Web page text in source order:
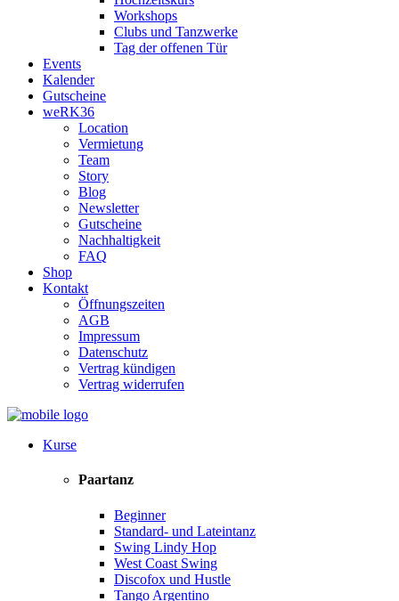
Workshops
Clubs und Tanzwerke
Tag der offenen Tür
Events
Kalender
Gutscheine
weRK36
Location
Vermietung
Team
Story
Blog
Newsletter
Gutscheine
Nachhaltigkeit
FAQ
Shop
Kontakt
Öffnungszeiten
AGB
Impressum
Datenschutz
Vertrag kündigen
Vertrag widerrufen
Kurse
Paartanz
Beginner
Standard- und Lateintanz
Swing Lindy Hop
West Coast Swing
Discofox und Hustle
Tango Argentino